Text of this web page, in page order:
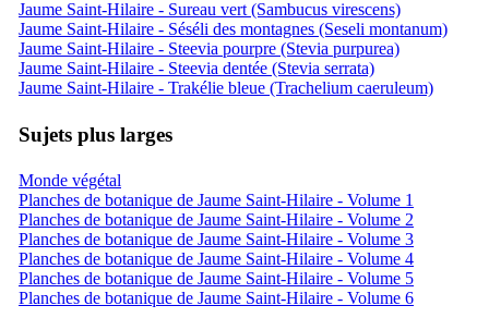
Jaume Saint-Hilaire - Sureau vert (Sambucus virescens)
Jaume Saint-Hilaire - Séséli des montagnes (Seseli montanum)
Jaume Saint-Hilaire - Steevia pourpre (Stevia purpurea)
Jaume Saint-Hilaire - Steevia dentée (Stevia serrata)
Jaume Saint-Hilaire - Trakélie bleue (Trachelium caeruleum)
Sujets plus larges
Monde végétal
Planches de botanique de Jaume Saint-Hilaire - Volume 1
Planches de botanique de Jaume Saint-Hilaire - Volume 2
Planches de botanique de Jaume Saint-Hilaire - Volume 3
Planches de botanique de Jaume Saint-Hilaire - Volume 4
Planches de botanique de Jaume Saint-Hilaire - Volume 5
Planches de botanique de Jaume Saint-Hilaire - Volume 6